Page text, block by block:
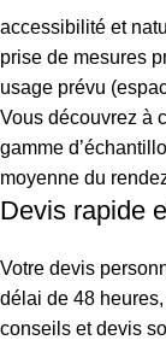
accessibilité et
prise de mesures
usage prévu
Vous découvrez à
gamme
moyenne du
Devis rapide
Votre devis
délai de 48
conseils et devis